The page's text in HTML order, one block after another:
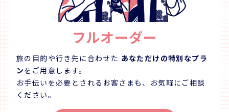
フルオーダー
旅の目的や行き先に合わせた あなただけの特別なプラ
ンをご用意します。
お手伝いを必要とされるお客さまも、お気軽にご相談
ください。